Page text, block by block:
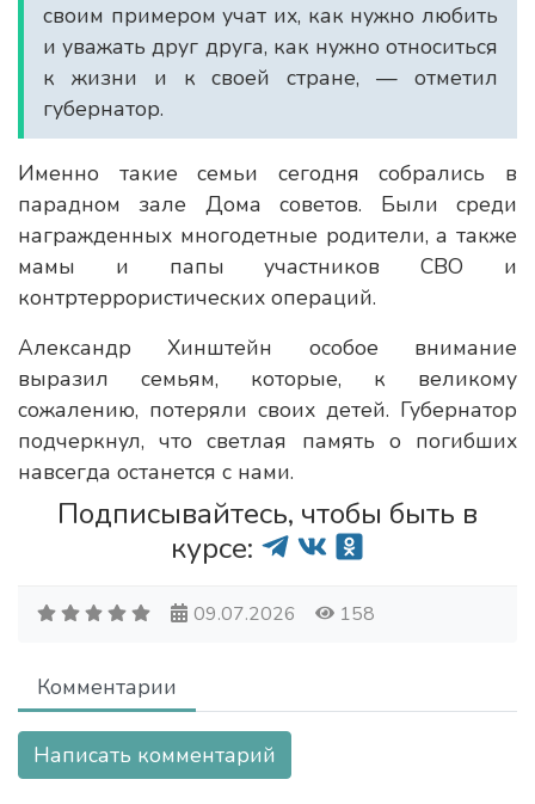
своим примером учат их, как нужно любить
и уважать друг друга, как нужно относиться
к жизни и к своей стране, — отметил
губернатор.
Именно такие семьи сегодня собрались в
парадном зале Дома советов. Были среди
награжденных многодетные родители, а также
мамы и папы участников СВО и
контртеррористических операций.
Александр Хинштейн особое внимание
выразил семьям, которые, к великому
сожалению, потеряли своих детей. Губернатор
подчеркнул, что светлая память о погибших
навсегда останется с нами.
Подписывайтесь, чтобы быть в
курсе:
09.07.2026 158
Комментарии
Написать комментарий